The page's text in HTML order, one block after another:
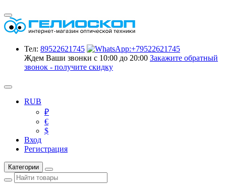
Тел: 89522621745
Ждем Ваши звонки с 10:00 до 20:00 Закажите обратный
звонок - получите скидку
RUB
₽
€
$
Вход
Регистрация
Категории